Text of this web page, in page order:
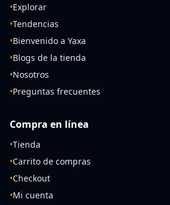
•Explorar
•Tendencias
•Bienvenido a Yaxa
•Blogs de la tienda
•Nosotros
•Preguntas frecuentes
Compra en línea
•Tienda
•Carrito de compras
•Checkout
•Mi cuenta